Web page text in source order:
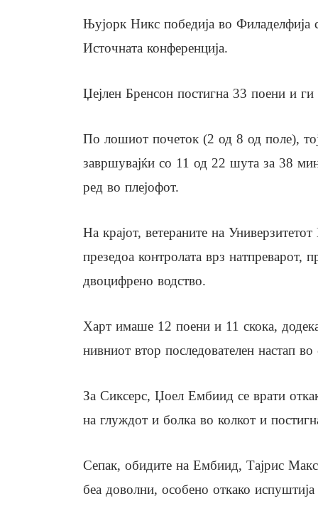
Њујорк Никс победија во
Источната конференција.
Џејлен Бренсон постигна 33 поени и
По лошиот почеток (2 од 8 од поле),
завршувајќи со 11 од 22 шута за 38
ред во плејофот.
На крајот, ветераните на
презедоа контролата врз натпреварот,
двоцифрено водство.
Харт имаше 12 поени и 11 скока,
нивниот втор последователен настап
За Сиксерс, Џоел Ембиид се врати
на глуждот и болка во колкот и
Сепак, обидите на Ембиид, Тајрис
беа доволни, особено откако